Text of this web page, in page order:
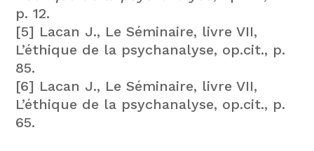
p. 12.
[5] Lacan J., Le Séminaire, livre VII,
L’éthique de la psychanalyse, op.cit., p.
85.
[6] Lacan J., Le Séminaire, livre VII,
L’éthique de la psychanalyse, op.cit., p.
65.